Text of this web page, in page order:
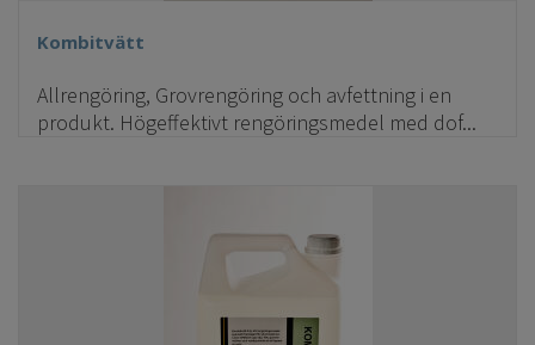
Kombitvätt
Allrengöring, Grovrengöring och avfettning i en
produkt. Högeffektivt rengöringsmedel med dof...